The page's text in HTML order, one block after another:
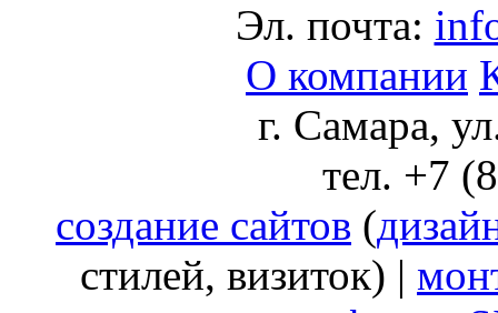
Эл. почта:
О компании
г. Самара,
тел. +7
создание сайтов (
стилей, визиток) |